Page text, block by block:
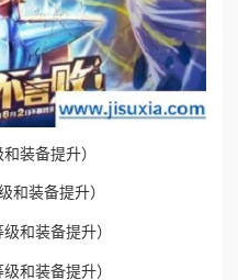
装备提升）
和装备提升）
和装备提升）
和装备提升）